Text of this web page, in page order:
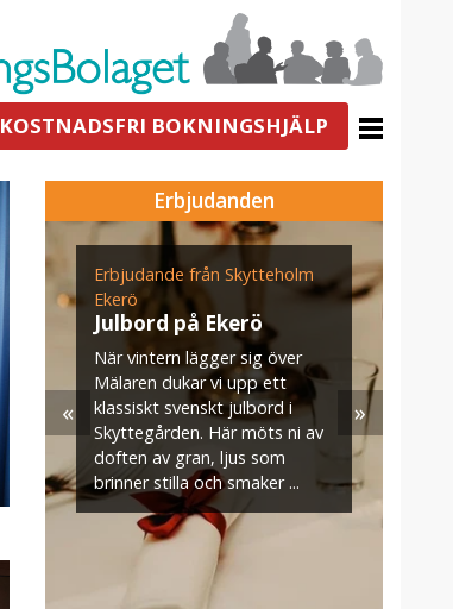
KOSTNADSFRI BOKNINGSHJÄLP
Erbjudanden
Erbjudande från Skytteholm
Ekerö
Julbord på Ekerö
När vintern lägger sig över
Mälaren dukar vi upp ett
klassiskt svenskt julbord i
Skyttegården. Här möts ni av
doften av gran, ljus som
brinner stilla och smaker ...
« »